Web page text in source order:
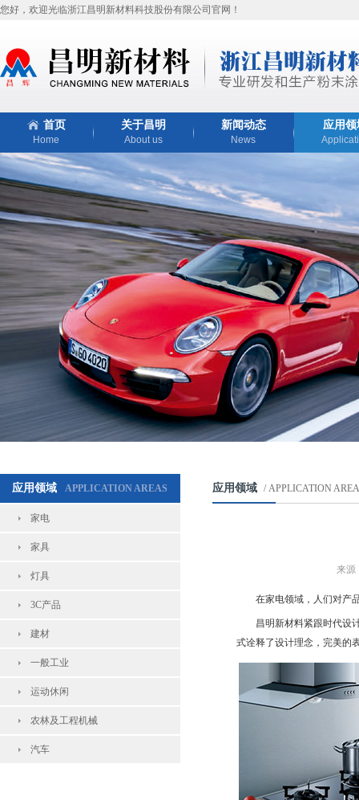
您好，欢迎光临浙江昌明新材料科技股份有限公司官网！
首页
Home
关于昌明
About us
新闻动态
News
应用领
应用领域 APPLICATION AREAS
家电
家具
灯具
3C产品
建材
一般工业
运动休闲
农林及工程机械
汽车
应用领域 / APPLICATION
来
在家电领域，人们对产
昌明新材料紧跟时代设
式诠释了设计理念，完美的